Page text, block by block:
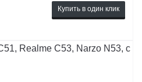
Купить в один клик
Realme C53, Narzo N53, с